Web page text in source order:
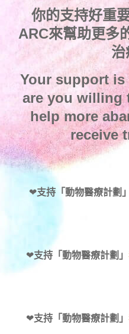
你的支持好重
ARC來幫助更多
治
Your support is
are you willing
help more
receive
❤支持「動物醫療計劃」
❤支持「動物醫療計劃」
❤支持「動物醫療計劃」